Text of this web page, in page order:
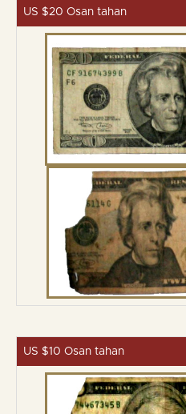
US $20 Osan tahan
US $10 Osan tahan